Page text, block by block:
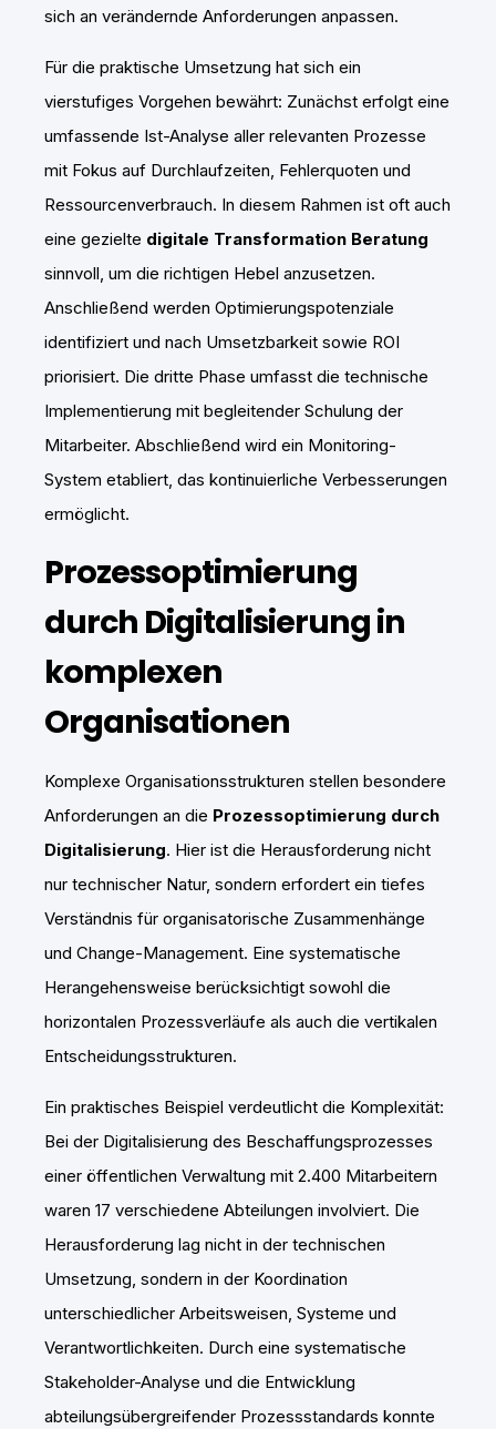
sich an verändernde Anforderungen anpassen.
Für die praktische Umsetzung hat sich ein
vierstufiges Vorgehen bewährt: Zunächst erfolgt eine
umfassende Ist-Analyse aller relevanten Prozesse
mit Fokus auf Durchlaufzeiten, Fehlerquoten und
Ressourcenverbrauch. In diesem Rahmen ist oft auch
eine gezielte digitale Transformation Beratung
sinnvoll, um die richtigen Hebel anzusetzen.
Anschließend werden Optimierungspotenziale
identifiziert und nach Umsetzbarkeit sowie ROI
priorisiert. Die dritte Phase umfasst die technische
Implementierung mit begleitender Schulung der
Mitarbeiter. Abschließend wird ein Monitoring-
System etabliert, das kontinuierliche Verbesserungen
ermöglicht.
Prozessoptimierung
durch Digitalisierung in
komplexen
Organisationen
Komplexe Organisationsstrukturen stellen besondere
Anforderungen an die Prozessoptimierung durch
Digitalisierung. Hier ist die Herausforderung nicht
nur technischer Natur, sondern erfordert ein tiefes
Verständnis für organisatorische Zusammenhänge
und Change-Management. Eine systematische
Herangehensweise berücksichtigt sowohl die
horizontalen Prozessverläufe als auch die vertikalen
Entscheidungsstrukturen.
Ein praktisches Beispiel verdeutlicht die Komplexität:
Bei der Digitalisierung des Beschaffungsprozesses
einer öffentlichen Verwaltung mit 2.400 Mitarbeitern
waren 17 verschiedene Abteilungen involviert. Die
Herausforderung lag nicht in der technischen
Umsetzung, sondern in der Koordination
unterschiedlicher Arbeitsweisen, Systeme und
Verantwortlichkeiten. Durch eine systematische
Stakeholder-Analyse und die Entwicklung
abteilungsübergreifender Prozessstandards konnte